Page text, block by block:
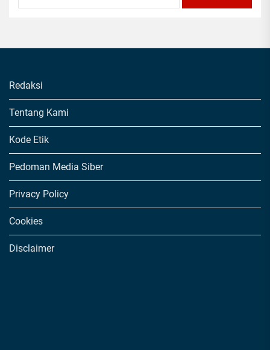
Redaksi
Tentang Kami
Kode Etik
Pedoman Media Siber
Privacy Policy
Cookies
Disclaimer